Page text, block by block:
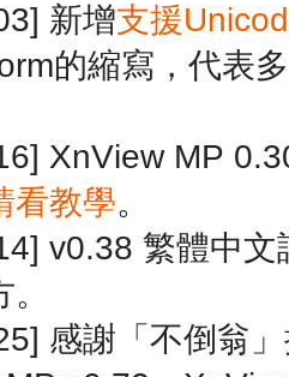
新增支援
的縮寫，代表
XnView MP
看教學。
v0.38 繁體中
感謝「不倒翁